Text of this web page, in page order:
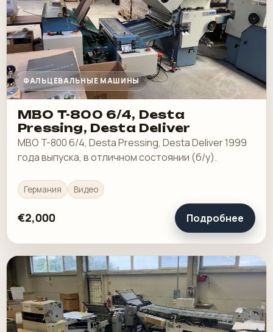
ФАЛЬЦЕВАЛЬНЫЕ МАШИНЫ
MBO T-800 6/4, Desta
Pressing, Desta Deliver
MBO T-800 6/4, Desta Pressing, Desta Deliver 1999
года выпуска, в отличном состоянии (б/у).
Германия Видео
€2,000 Подробнее